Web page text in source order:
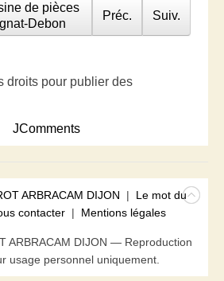
de pièces
Debon
Préc. Suiv.
droits pour publier des
JComments
ARBRACAM DIJON | Le mot du
contacter | Mentions légales
ARBRACAM DIJON — Reproduction
usage personnel uniquement.